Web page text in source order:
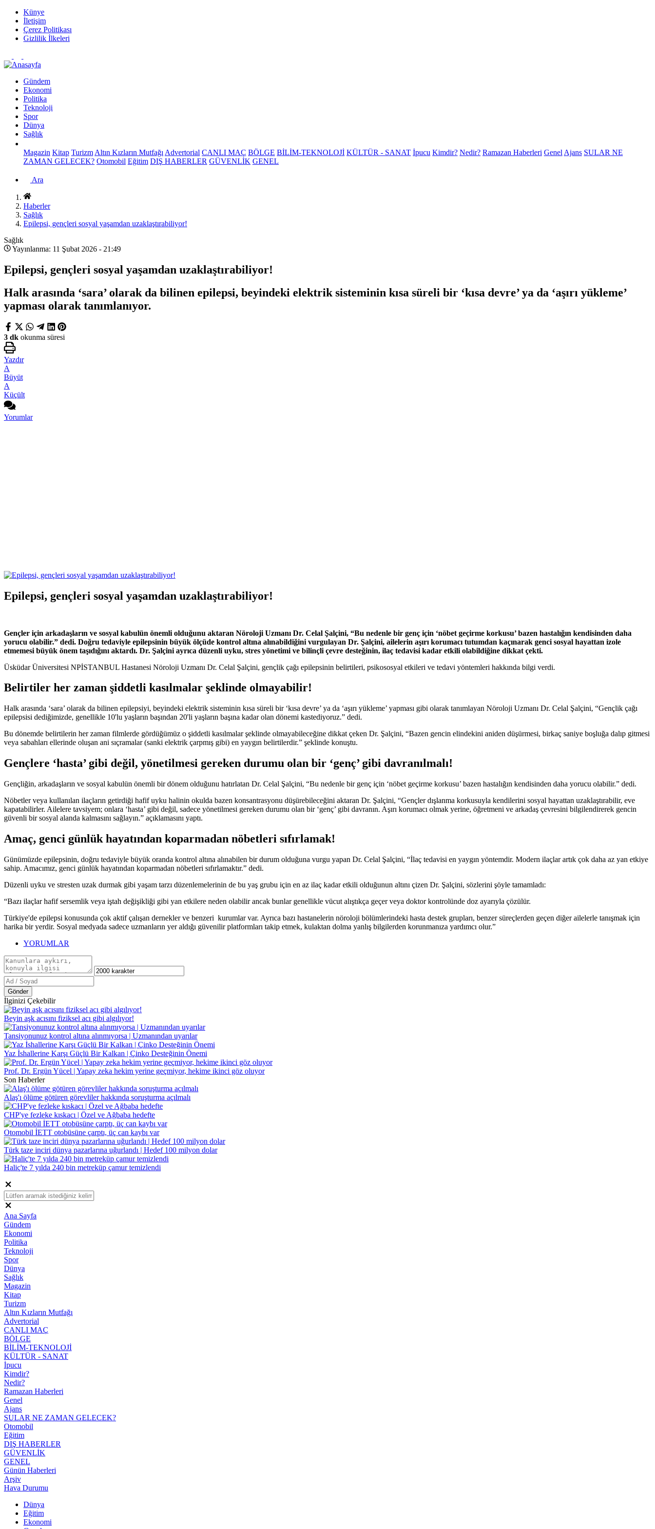
Künye
İletişim
Çerez Politikası
Gizlilik İlkeleri
Gündem
Ekonomi
Politika
Teknoloji
Spor
Dünya
Sağlık
Magazin Kitap Turizm Altın Kızların Mutfağı Advertorial CANLI MAÇ BÖLGE BİLİM-TEKNOLOJİ KÜLTÜR - SANAT İpucu Kimdir? Nedir? Ramazan Haberleri Genel Ajans SULAR NE
ZAMAN GELECEK? Otomobil Eğitim DIŞ HABERLER GÜVENLİK GENEL
Ara
Haberler
Sağlık
Epilepsi, gençleri sosyal yaşamdan uzaklaştırabiliyor!
Sağlık
Yayınlanma: 11 Şubat 2026 - 21:49
Epilepsi, gençleri sosyal yaşamdan uzaklaştırabiliyor!
Halk arasında ‘sara’ olarak da bilinen epilepsi, beyindeki elektrik sisteminin kısa süreli bir ‘kısa devre’ ya da ‘aşırı yükleme’
yapması olarak tanımlanıyor.
3 dk okunma süresi
Yazdır
A
Büyüt
A
Küçült
Yorumlar
Epilepsi, gençleri sosyal yaşamdan uzaklaştırabiliyor!
Gençler için arkadaşların ve sosyal kabulün önemli olduğunu aktaran Nöroloji Uzmanı Dr. Celal Şalçini, “Bu nedenle bir genç için ‘nöbet geçirme korkusu’ bazen hastalığın kendisinden daha
yorucu olabilir.” dedi. Doğru tedaviyle epilepsinin büyük ölçüde kontrol altına alınabildiğini vurgulayan Dr. Şalçini, ailelerin aşırı korumacı tutumdan kaçınarak genci sosyal hayattan izole
etmemesi büyük önem taşıdığını aktardı. Dr. Şalçini ayrıca düzenli uyku, stres yönetimi ve bilinçli çevre desteğinin, ilaç tedavisi kadar etkili olabildiğine dikkat çekti.
Üsküdar Üniversitesi NPİSTANBUL Hastanesi Nöroloji Uzmanı Dr. Celal Şalçini, gençlik çağı epilepsinin belirtileri, psikososyal etkileri ve tedavi yöntemleri hakkında bilgi verdi.
Belirtiler her zaman şiddetli kasılmalar şeklinde olmayabilir!
Halk arasında ‘sara’ olarak da bilinen epilepsiyi, beyindeki elektrik sisteminin kısa süreli bir ‘kısa devre’ ya da ‘aşırı yükleme’ yapması gibi olarak tanımlayan Nöroloji Uzmanı Dr. Celal Şalçini, “Gençlik çağı
epilepsisi dediğimizde, genellikle 10'lu yaşların başından 20'li yaşların başına kadar olan dönemi kastediyoruz.” dedi.
Bu dönemde belirtilerin her zaman filmlerde gördüğümüz o şiddetli kasılmalar şeklinde olmayabileceğine dikkat çeken Dr. Şalçini, “Bazen gencin elindekini aniden düşürmesi, birkaç saniye boşluğa dalıp gitmesi
veya sabahları ellerinde oluşan ani sıçramalar (sanki elektrik çarpmış gibi) en yaygın belirtilerdir.” şeklinde konuştu.
Gençlere ‘hasta’ gibi değil, yönetilmesi gereken durumu olan bir ‘genç’ gibi davranılmalı!
Gençliğin, arkadaşların ve sosyal kabulün önemli bir dönem olduğunu hatırlatan Dr. Celal Şalçini, “Bu nedenle bir genç için ‘nöbet geçirme korkusu’ bazen hastalığın kendisinden daha yorucu olabilir.” dedi.
Nöbetler veya kullanılan ilaçların getirdiği hafif uyku halinin okulda bazen konsantrasyonu düşürebileceğini aktaran Dr. Şalçini, “Gençler dışlanma korkusuyla kendilerini sosyal hayattan uzaklaştırabilir, eve
kapatabilirler. Ailelere tavsiyem; onlara ‘hasta’ gibi değil, sadece yönetilmesi gereken durumu olan bir ‘genç’ gibi davranın. Aşırı korumacı olmak yerine, öğretmeni ve arkadaş çevresini bilgilendirerek gencin
güvenli bir sosyal alanda kalmasını sağlayın.” açıklamasını yaptı.
Amaç, genci günlük hayatından koparmadan nöbetleri sıfırlamak!
Günümüzde epilepsinin, doğru tedaviyle büyük oranda kontrol altına alınabilen bir durum olduğuna vurgu yapan Dr. Celal Şalçini, “İlaç tedavisi en yaygın yöntemdir. Modern ilaçlar artık çok daha az yan etkiye
sahip. Amacımız, genci günlük hayatından koparmadan nöbetleri sıfırlamaktır.” dedi.
Düzenli uyku ve stresten uzak durmak gibi yaşam tarzı düzenlemelerinin de bu yaş grubu için en az ilaç kadar etkili olduğunun altını çizen Dr. Şalçini, sözlerini şöyle tamamladı:
“Bazı ilaçlar hafif sersemlik veya iştah değişikliği gibi yan etkilere neden olabilir ancak bunlar genellikle vücut alıştıkça geçer veya doktor kontrolünde doz ayarıyla çözülür.
Türkiye'de epilepsi konusunda çok aktif çalışan dernekler ve benzeri kurumlar var. Ayrıca bazı hastanelerin nöroloji bölümlerindeki hasta destek grupları, benzer süreçlerden geçen diğer ailelerle tanışmak için
harika bir yerdir. Sosyal medyada sadece uzmanların yer aldığı güvenilir platformları takip etmek, kulaktan dolma yanlış bilgilerden korunmanıza yardımcı olur.”
YORUMLAR
Gönder
İlginizi Çekebilir
Beyin aşk acısını fiziksel acı gibi algılıyor!
Tansiyonunuz kontrol altına alınmıyorsa | Uzmanından uyarılar
Yaz İshallerine Karşı Güçlü Bir Kalkan | Çinko Desteğinin Önemi
Prof. Dr. Ergün Yücel | Yapay zeka hekim yerine geçmiyor, hekime ikinci göz oluyor
Son Haberler
Alaş'ı ölüme götüren görevliler hakkında soruşturma açılmalı
CHP'ye fezleke kıskacı | Özel ve Ağbaba hedefte
Otomobil İETT otobüsüne çarptı, üç can kaybı var
Türk taze inciri dünya pazarlarına uğurlandı | Hedef 100 milyon dolar
Haliç'te 7 yılda 240 bin metreküp çamur temizlendi
Ana Sayfa
Gündem
Ekonomi
Politika
Teknoloji
Spor
Dünya
Sağlık
Magazin
Kitap
Turizm
Altın Kızların Mutfağı
Advertorial
CANLI MAÇ
BÖLGE
BİLİM-TEKNOLOJİ
KÜLTÜR - SANAT
İpucu
Kimdir?
Nedir?
Ramazan Haberleri
Genel
Ajans
SULAR NE ZAMAN GELECEK?
Otomobil
Eğitim
DIŞ HABERLER
GÜVENLİK
GENEL
Günün Haberleri
Arşiv
Hava Durumu
Dünya
Eğitim
Ekonomi